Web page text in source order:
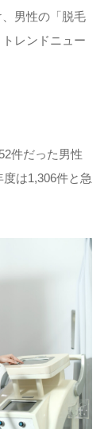
男性の「脱毛
レンドニュー
件だった男性
は1,306件と急